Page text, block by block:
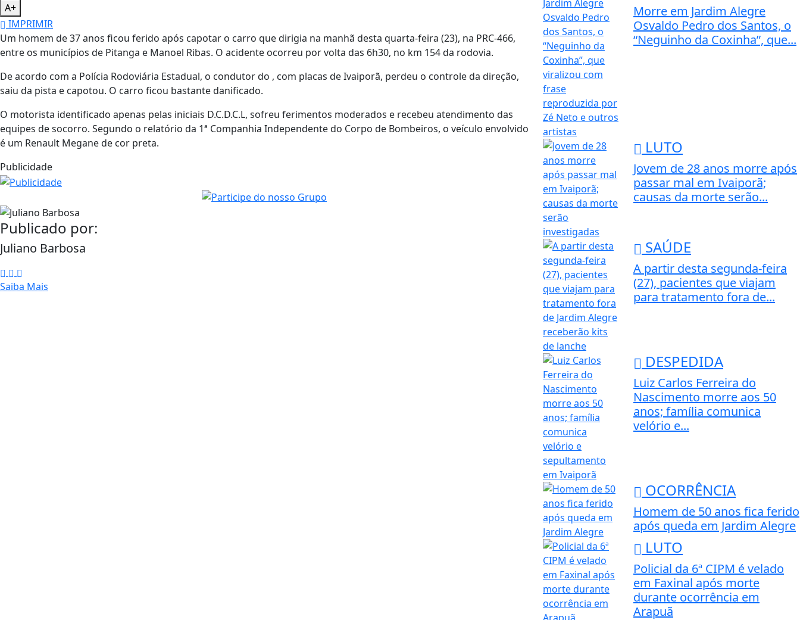
A+
IMPRIMIR
Um homem de 37 anos ficou ferido após capotar o carro que dirigia na manhã desta quarta-feira (23), na PRC-466,
entre os municípios de Pitanga e Manoel Ribas. O acidente ocorreu por volta das 6h30, no km 154 da rodovia.
De acordo com a Polícia Rodoviária Estadual, o condutor do , com placas de Ivaiporã, perdeu o controle da direção,
saiu da pista e capotou. O carro ficou bastante danificado.
O motorista identificado apenas pelas iniciais D.C.D.C.L, sofreu ferimentos moderados e recebeu atendimento das
equipes de socorro. Segundo o relatório da 1ª Companhia Independente do Corpo de Bombeiros, o veículo envolvido
é um Renault Megane de cor preta.
Publicidade
Publicado por:
Juliano Barbosa
Saiba Mais
Morre em Jardim Alegre
Osvaldo Pedro dos Santos, o
“Neguinho da Coxinha”, que...
LUTO
Jovem de 28 anos morre após
passar mal em Ivaiporã;
causas da morte serão...
SAÚDE
A partir desta segunda-feira
(27), pacientes que viajam
para tratamento fora de...
DESPEDIDA
Luiz Carlos Ferreira do
Nascimento morre aos 50
anos; família comunica
velório e...
OCORRÊNCIA
Homem de 50 anos fica ferido
após queda em Jardim Alegre
LUTO
Policial da 6ª CIPM é velado
em Faxinal após morte
durante ocorrência em
Arapuã